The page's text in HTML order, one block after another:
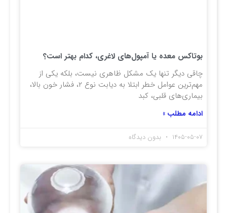
بوتاکس معده یا آمپول‌های لاغری، کدام بهتر است؟
چاقی دیگر تنها یک مشکل ظاهری نیست، بلکه یکی از
مهم‌ترین عوامل خطر ابتلا به دیابت نوع ۲، فشار خون بالا،
بیماری‌های قلبی، کبد
ادامه مطلب »
۱۴۰۵-۰۵-۰۷ بدون دیدگاه